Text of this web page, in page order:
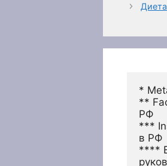
*
**
РФ
***
в РФ
****